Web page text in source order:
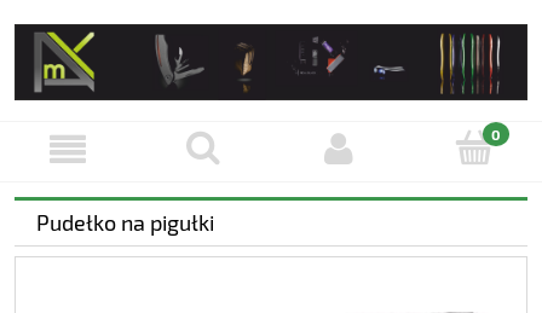
Pudełko na pigułki